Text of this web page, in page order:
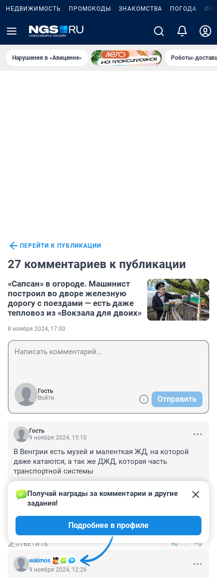
НЕДВИЖИМОСТЬ ПРОМОКОДЫ ЗНАКОМСТВА ПОГОДА
Нарушения в «Авиценне» Роботы-
ПЕРЕЙТИ К ПУБЛИКАЦИИ
27 комментариев к публикации
«Сапсан» в огороде. Машинист
построил во дворе железную
дорогу с поездами — есть даже
тепловоз из «Вокзала для двоих»
8 ноября 2024, 17:00
Гость
Войти
Отправить
Гость
9 ноября 2024, 15:10
В Венгрии есть музей и маленткая ЖД, на которой
даже катаются, а так же ДЖД, которая часть
транспортной системы
ОТВЕТИТЬ –0
Гость
Для баб любой материал - подручные средства
ОТВЕТИТЬ +0 –0
eskimos
Получай награды за комментарии и другие
задания!
Подробнее в профиле
9 ноября 2024, 12:26